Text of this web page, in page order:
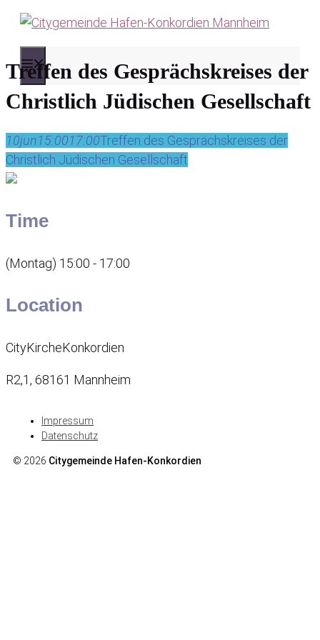
Zum
MENÜ
Treffen des Gesprächskreises der
Christlich Jüdischen Gesellschaft
10jun15:0017:00Treffen des Gesprächskreises der
Christlich Jüdischen Gesellschaft
Time
(Montag) 15:00 - 17:00
Location
CityKircheKonkordien
R2,1, 68161 Mannheim
Impressum
Datenschutz
© 2026 Citygemeinde Hafen-Konkordien